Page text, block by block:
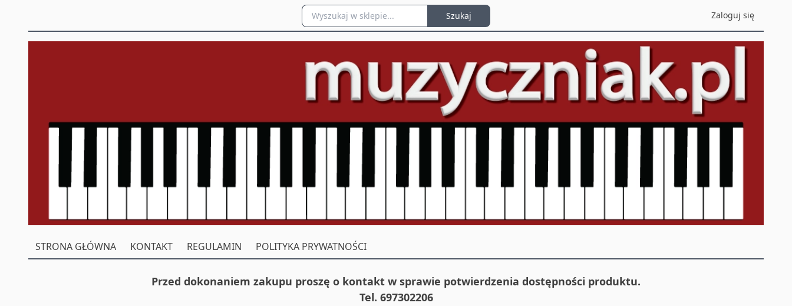
Zaloguj się
Szukaj
STRONA GŁÓWNA KONTAKT REGULAMIN POLITYKA PRYWATNOŚCI
Przed dokonaniem zakupu proszę o kontakt w sprawie potwierdzenia dostępności produktu.
Tel. 697302206